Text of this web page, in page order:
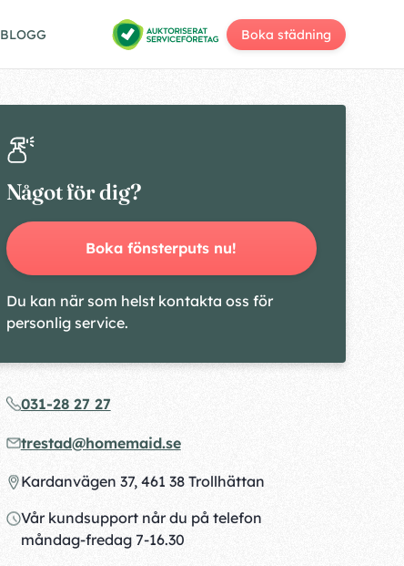
BLOGG Boka städning
Något för dig?
Boka fönsterputs nu!
Du kan när som helst kontakta oss för
personlig service.
031-28 27 27
trestad@homemaid.se
Kardanvägen 37, 461 38 Trollhättan
Vår kundsupport når du på telefon
måndag-fredag 7-16.30